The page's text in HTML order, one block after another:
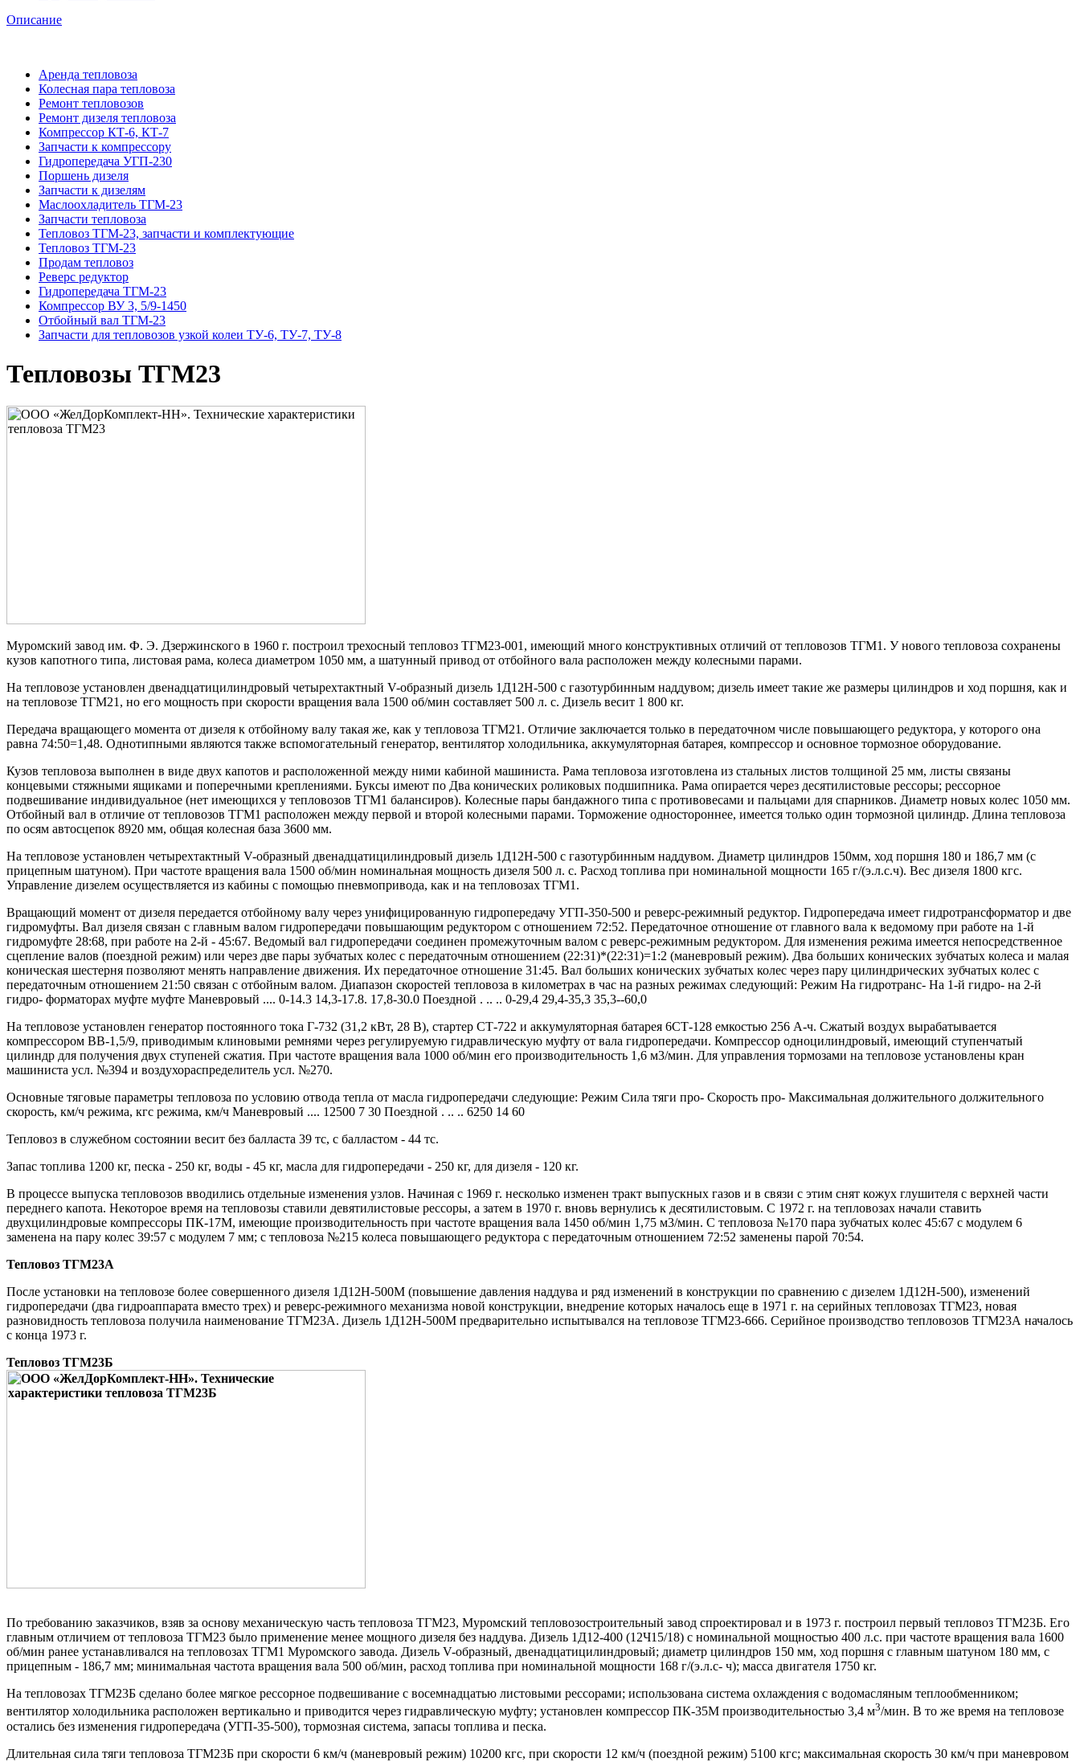
Описание
Аренда тепловоза
Колесная пара тепловоза
Ремонт тепловозов
Ремонт дизеля тепловоза
Компрессор КТ-6, КТ-7
Запчасти к компрессору
Гидропередача УГП-230
Поршень дизеля
Запчасти к дизелям
Маслоохладитель ТГМ-23
Запчасти тепловоза
Тепловоз ТГМ-23, запчасти и комплектующие
Тепловоз ТГМ-23
Продам тепловоз
Реверс редуктор
Гидропередача ТГМ-23
Компрессор ВУ 3, 5/9-1450
Отбойный вал ТГМ-23
Запчасти для тепловозов узкой колеи ТУ-6, ТУ-7, ТУ-8
Тепловозы ТГМ23
Муромский завод им. Ф. Э. Дзержинского в 1960 г. построил трехосный тепловоз ТГМ23-001, имеющий много конструктивных отличий от тепловозов ТГМ1. У нового тепловоза сохранены
кузов капотного типа, листовая рама, колеса диаметром 1050 мм, а шатунный привод от отбойного вала расположен между колесными парами.
На тепловозе установлен двенадцатицилиндровый четырехтактный V-образный дизель 1Д12Н-500 с газотурбинным наддувом; дизель имеет такие же размеры цилиндров и ход поршня, как и
на тепловозе ТГМ21, но его мощность при скорости вращения вала 1500 об/мин составляет 500 л. с. Дизель весит 1 800 кг.
Передача вращающего момента от дизеля к отбойному валу такая же, как у тепловоза ТГМ21. Отличие заключается только в передаточном числе повышающего редуктора, у которого она
равна 74:50=1,48. Однотипными являются также вспомогательный генератор, вентилятор холодильника, аккумуляторная батарея, компрессор и основное тормозное оборудование.
Кузов тепловоза выполнен в виде двух капотов и расположенной между ними кабиной машиниста. Рама тепловоза изготовлена из стальных листов толщиной 25 мм, листы связаны
концевыми стяжными ящиками и поперечными креплениями. Буксы имеют по Два конических роликовых подшипника. Рама опирается через десятилистовые рессоры; рессорное
подвешивание индивидуальное (нет имеющихся у тепловозов ТГМ1 балансиров). Колесные пары бандажного типа с противовесами и пальцами для спарников. Диаметр новых колес 1050 мм.
Отбойный вал в отличие от тепловозов ТГМ1 расположен между первой и второй колесными парами. Торможение одностороннее, имеется только один тормозной цилиндр. Длина тепловоза
по осям автосцепок 8920 мм, общая колесная база 3600 мм.
На тепловозе установлен четырехтактный V-образный двенадцатицилиндровый дизель 1Д12Н-500 с газотурбинным наддувом. Диаметр цилиндров 150мм, ход поршня 180 и 186,7 мм (с
прицепным шатуном). При частоте вращения вала 1500 об/мин номинальная мощность дизеля 500 л. с. Расход топлива при номинальной мощности 165 г/(э.л.с.ч). Вес дизеля 1800 кгс.
Управление дизелем осуществляется из кабины с помощью пневмопривода, как и на тепловозах ТГМ1.
Вращающий момент от дизеля передается отбойному валу через унифицированную гидропередачу УГП-350-500 и реверс-режимный редуктор. Гидропередача имеет гидротрансформатор и две
гидромуфты. Вал дизеля связан с главным валом гидропередачи повышающим редуктором с отношением 72:52. Передаточное отношение от главного вала к ведомому при работе на 1-й
гидромуфте 28:68, при работе на 2-й - 45:67. Ведомый вал гидропередачи соединен промежуточным валом с реверс-режимным редуктором. Для изменения режима имеется непосредственное
сцепление валов (поездной режим) или через две пары зубчатых колес с передаточным отношением (22:31)*(22:31)=1:2 (маневровый режим). Два больших конических зубчатых колеса и малая
коническая шестерня позволяют менять направление движения. Их передаточное отношение 31:45. Вал больших конических зубчатых колес через пару цилиндрических зубчатых колес с
передаточным отношением 21:50 связан с отбойным валом. Диапазон скоростей тепловоза в километрах в час на разных режимах следующий: Режим На гидротранс- На 1-й гидро- на 2-й
гидро- форматорах муфте муфте Маневровый .... 0-14.3 14,3-17.8. 17,8-30.0 Поездной . .. .. 0-29,4 29,4-35,3 35,3--60,0
На тепловозе установлен генератор постоянного тока Г-732 (31,2 кВт, 28 В), стартер СТ-722 и аккумуляторная батарея 6СТ-128 емкостью 256 А-ч. Сжатый воздух вырабатывается
компрессором ВВ-1,5/9, приводимым клиновыми ремнями через регулируемую гидравлическую муфту от вала гидропередачи. Компрессор одноцилиндровый, имеющий ступенчатый
цилиндр для получения двух ступеней сжатия. При частоте вращения вала 1000 об/мин его производительность 1,6 м3/мин. Для управления тормозами на тепловозе установлены кран
машиниста усл. №394 и воздухораспределитель усл. №270.
Основные тяговые параметры тепловоза по условию отвода тепла от масла гидропередачи следующие: Режим Сила тяги про- Скорость про- Максимальная должительного должительного
скорость, км/ч режима, кгс режима, км/ч Маневровый .... 12500 7 30 Поездной . .. .. 6250 14 60
Тепловоз в служебном состоянии весит без балласта 39 тс, с балластом - 44 тс.
Запас топлива 1200 кг, песка - 250 кг, воды - 45 кг, масла для гидропередачи - 250 кг, для дизеля - 120 кг.
В процессе выпуска тепловозов вводились отдельные изменения узлов. Начиная с 1969 г. несколько изменен тракт выпускных газов и в связи с этим снят кожух глушителя с верхней части
переднего капота. Некоторое время на тепловозы ставили девятилистовые рессоры, а затем в 1970 г. вновь вернулись к десятилистовым. С 1972 г. на тепловозах начали ставить
двухцилиндровые компрессоры ПК-17М, имеющие производительность при частоте вращения вала 1450 об/мин 1,75 м3/мин. С тепловоза №170 пара зубчатых колес 45:67 с модулем 6
заменена на пару колес 39:57 с модулем 7 мм; с тепловоза №215 колеса повышающего редуктора с передаточным отношением 72:52 заменены парой 70:54.
Тепловоз ТГМ23А
После установки на тепловозе более совершенного дизеля 1Д12Н-500М (повышение давления наддува и ряд изменений в конструкции по сравнению с дизелем 1Д12Н-500), изменений
гидропередачи (два гидроаппарата вместо трех) и реверс-режимного механизма новой конструкции, внедрение которых началось еще в 1971 г. на серийных тепловозах ТГМ23, новая
разновидность тепловоза получила наименование ТГМ23А. Дизель 1Д12Н-500М предварительно испытывался на тепловозе ТГМ23-666. Серийное производство тепловозов ТГМ23А началось
с конца 1973 г.
Тепловоз ТГМ23Б
По требованию заказчиков, взяв за основу механическую часть тепловоза ТГМ23, Муромский тепловозостроительный завод спроектировал и в 1973 г. построил первый тепловоз ТГМ23Б. Его
главным отличием от тепловоза ТГМ23 было применение менее мощного дизеля без наддува. Дизель 1Д12-400 (12Ч15/18) с номинальной мощностью 400 л.с. при частоте вращения вала 1600
об/мин ранее устанавливался на тепловозах ТГМ1 Муромского завода. Дизель V-образный, двенадцатицилиндровый; диаметр цилиндров 150 мм, ход поршня с главным шатуном 180 мм, с
прицепным - 186,7 мм; минимальная частота вращения вала 500 об/мин, расход топлива при номинальной мощности 168 г/(э.л.с- ч); масса двигателя 1750 кг.
На тепловозах ТГМ23Б сделано более мягкое рессорное подвешивание с восемнадцатью листовыми рессорами; использована система охлаждения с водомасляным теплообменником;
вентилятор холодильника расположен вертикально и приводится через гидравлическую муфту; установлен компрессор ПК-35М производительностью 3,4 м3/мин. В то же время на тепловозе
остались без изменения гидропередача (УГП-35-500), тормозная система, запасы топлива и песка.
Длительная сила тяги тепловоза ТГМ23Б при скорости 6 км/ч (маневровый режим) 10200 кгс, при скорости 12 км/ч (поездной режим) 5100 кгс; максимальная скорость 30 км/ч при маневровом